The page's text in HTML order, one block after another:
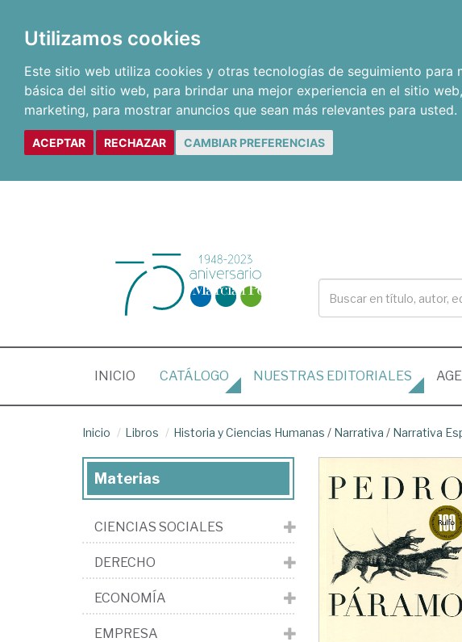
Utilizamos cookies
Este sitio web utiliza cookies y otras tecnologías de seguimiento para
básica del sitio web, para brindar una mejor experiencia en el sitio web,
marketing, para mostrar anuncios que sean más relevantes para usted.
ACEPTAR RECHAZAR CAMBIAR PREFERENCIAS
INICIO (CURRENT)
CATÁLOGO NUESTRAS EDITORIALES
Inicio Libros Historia y Ciencias Humanas / Narrativa / Narrativa
Materias
CIENCIAS SOCIALES
DERECHO
ECONOMÍA
EMPRESA